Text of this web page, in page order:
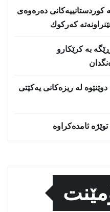
دەرەوەی
كه‌ركوك
بە کرێکارو
له‌ ریزه‌كانی یه‌كێتی
ئامدەکراوە